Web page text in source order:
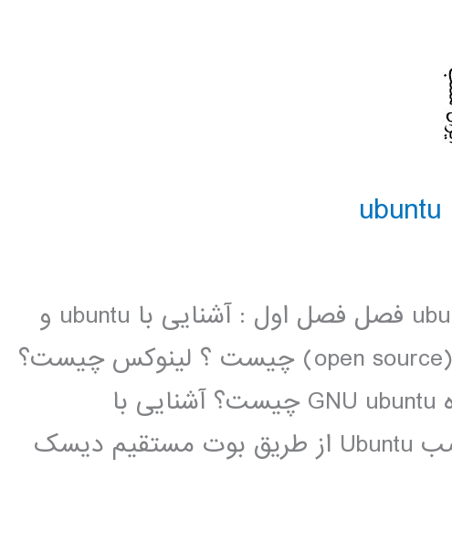
فیلم آموزشی جامع لینوکس ubuntu 16 فصل فصل اول : آشنایی با ubuntu و
نصب و حدف آن نرم افزار متن باز (open source) چیست ؟ لینوکس چیست؟
آشنایی با توزیع های لینوکس پروژه GNU ubuntu چیست؟ آشنایی با
اصطلاخات مورد نیاز در Ubuntu نصب Ubuntu از طریق بوت مستقیم دیسک